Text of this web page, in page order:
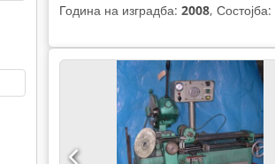
Година на изградба: 2008, Состојба: